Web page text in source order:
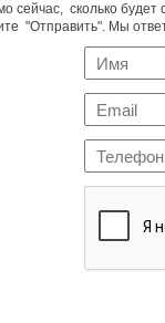
сейчас, сколько
"Отправить". Мы